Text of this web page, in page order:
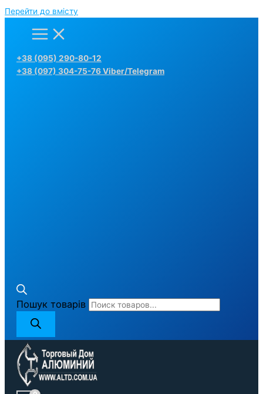
Перейти до вмісту
+38 (095) 290-80-12
+38 (097) 304-75-76 Viber/Telegram
Пошук товарів